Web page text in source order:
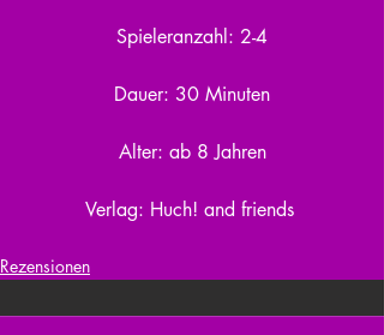
Spieleranzahl: 2-4
Dauer: 30 Minuten
Alter: ab 8 Jahren
Verlag: Huch! and friends
Rezensionen